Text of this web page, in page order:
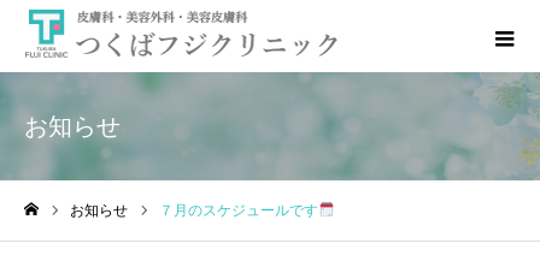
お知らせ
お知らせ ７月のスケジュールです